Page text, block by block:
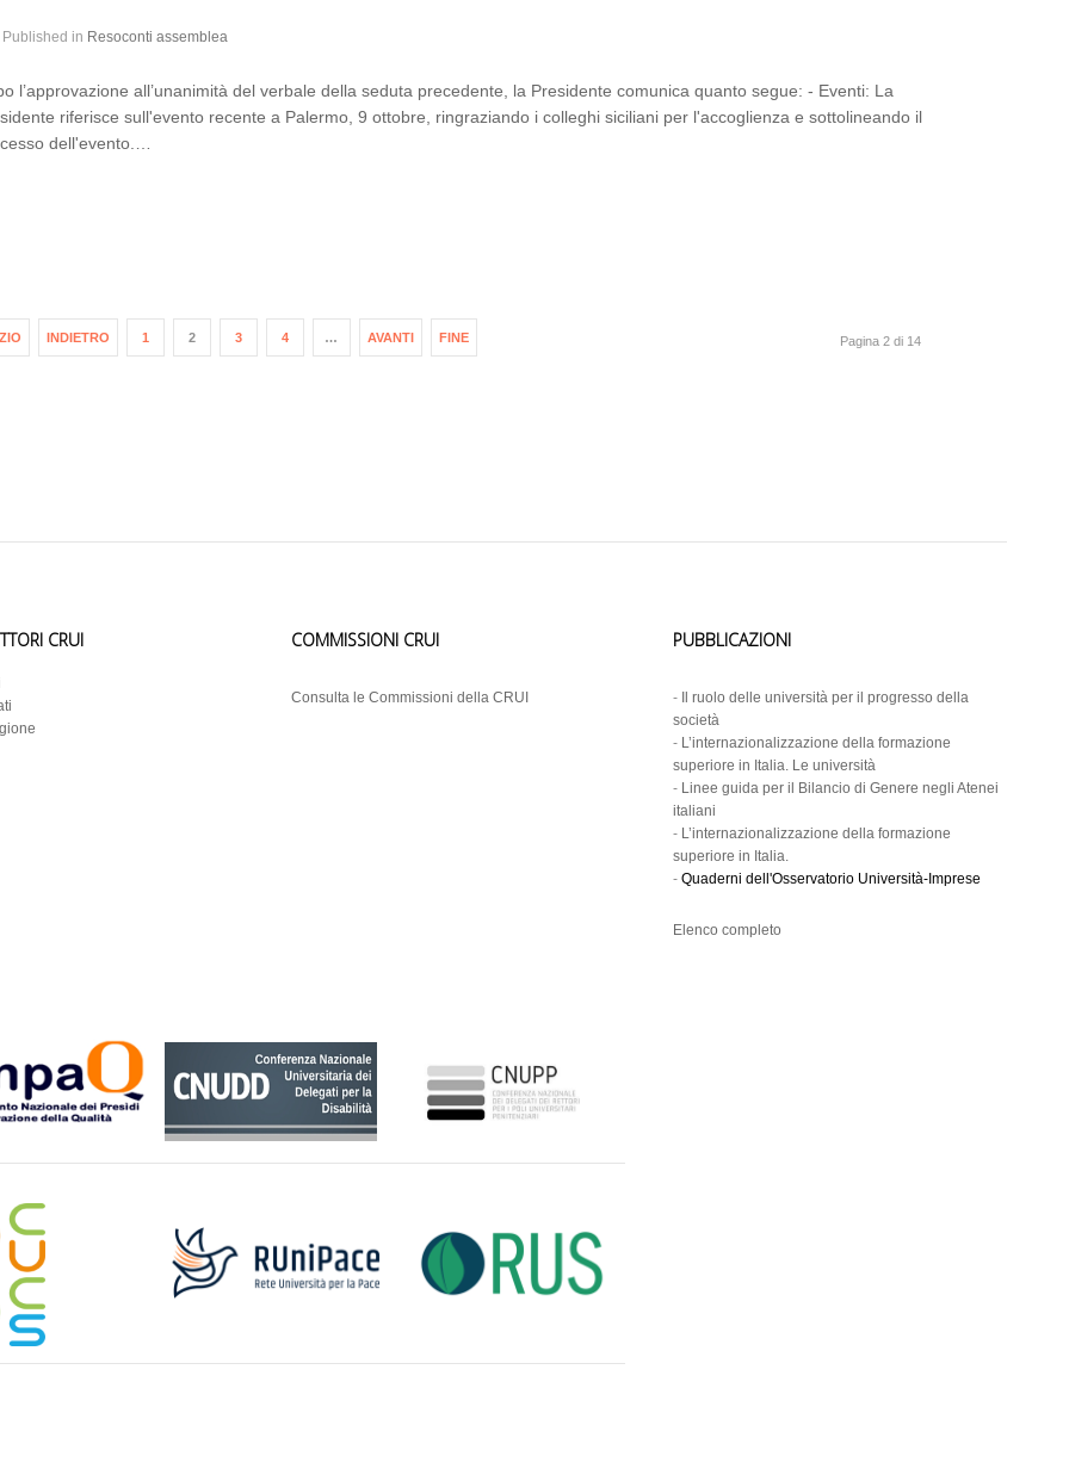
Published in Resoconti assemblea
l’approvazione all’unanimità del verbale della seduta precedente, la Presidente comunica quanto segue: - Eventi: La
riferisce sull'evento recente a Palermo, 9 ottobre, ringraziando i colleghi siciliani per l'accoglienza e sottolineando il
dell'evento.…
INDIETRO 1 2 3 4 … AVANTI FINE Pagina 2 di 14
CRUI COMMISSIONI CRUI
Consulta le Commissioni della CRUI
PUBBLICAZIONI
-
Il ruolo delle università per il progresso della
società
- L’internazionalizzazione della formazione
superiore in Italia. Le università
- Linee guida per il Bilancio di Genere negli Atenei
italiani
- L’internazionalizzazione della formazione
superiore in Italia.
- Quaderni dell'Osservatorio Università-Imprese
Elenco completo